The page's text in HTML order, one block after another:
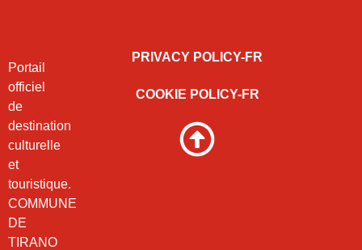
Portail
officiel
de
destination
culturelle
et
touristique.
COMMUNE
DE
TIRANO
PRIVACY POLICY-FR
COOKIE POLICY-FR